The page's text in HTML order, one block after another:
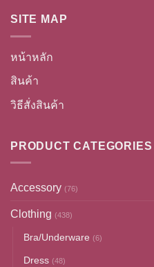
SITE MAP
หน้าหลัก
สินค้า
วิธีสั่งสินค้า
PRODUCT CATEGORIES
Accessory (76)
Clothing (438)
Bra/Underware (6)
Dress (48)